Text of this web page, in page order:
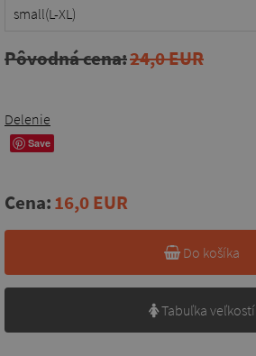
Pôvodná cena:24,0 EUR
Delenie
Save
Cena:16,0 EUR
Do košíka
Tabuľka veľkostí